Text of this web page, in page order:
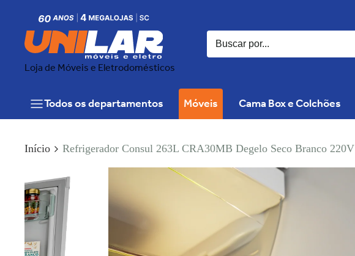
Loja de Móveis e Eletrodomésticos
Todos os departamentos Móveis Cama Box e Colchões
Início Refrigerador Consul 263L CRA30MB Degelo Seco Branco 220V